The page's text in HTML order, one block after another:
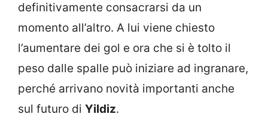
definitivamente consacrarsi da un
momento all’altro. A lui viene chiesto
l’aumentare dei gol e ora che si è tolto il
peso dalle spalle può iniziare ad ingranare,
perché arrivano novità importanti anche
sul futuro di Yildiz.